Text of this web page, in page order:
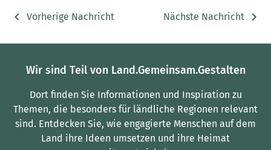
Vorherige Nachricht Nächste Nachricht
Wir sind Teil von Land.Gemeinsam.Gestalten
Dort finden Sie Informationen und Inspiration zu
Themen, die besonders für ländliche Regionen relevant
sind. Entdecken Sie, wie engagierte Menschen auf dem
Land ihre Ideen umsetzen und ihre Heimat